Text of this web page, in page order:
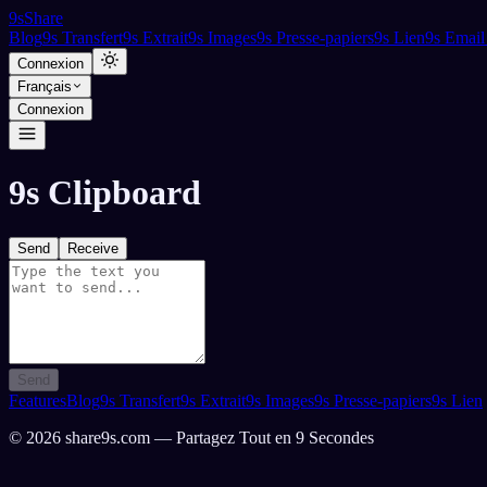
9sShare
Blog9s Transfert9s Extrait9s Images9s Presse-papiers9s Lien9s
Connexion
Français
Connexion
9s Clipboard
Send Receive
Send
FeaturesBlog9s Transfert9s Extrait9s Images9s Presse-papiers9s Lien
© 2026 share9s.com — Partagez Tout en 9 Secondes